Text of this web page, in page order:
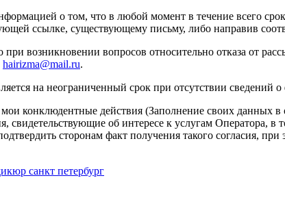
о том, что в любой момент в течение всего
ссылке, существующему письму, либо направив
возникновении вопросов относительно отказа от
hairizma@mail.ru.
на неограниченный срок при отсутствии сведений о
конклюдентные действия (Заполнение своих данных
свидетельствующие об интересе к услугам Оператора, в
сторонам факт получения такого согласия,